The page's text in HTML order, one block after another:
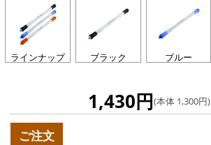
ラインナップ ブラック ブルー
1,430円(本体 1,300円)
ご注文